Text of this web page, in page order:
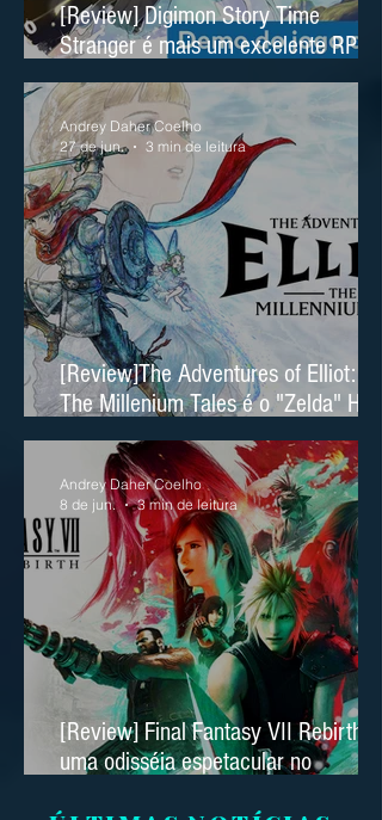
[Review] Digimon Story Time
Stranger é mais um excelente RPG
no Nintendo Switch 2
[Review]The Adventures of Elliot:
The Millenium Tales é o "Zelda" HD
2D da Square Enix
Andrey Daher Coelho
27 de jun.
3 min de leitura
[Review] Final Fantasy VII Rebirth é
uma odisséia espetacular no
Andrey Daher Coelho
8 de jun.
3 min de leitura